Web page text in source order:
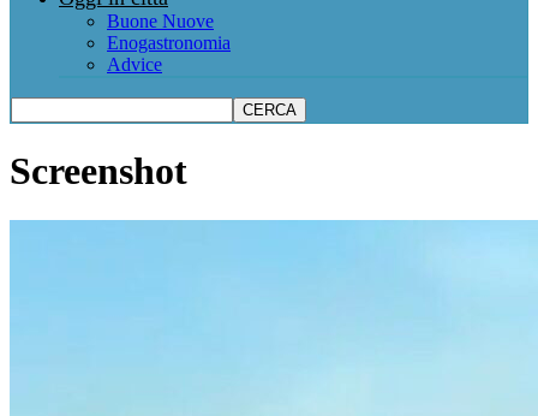
Buone Nuove
Enogastronomia
Advice
Screenshot